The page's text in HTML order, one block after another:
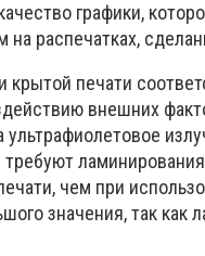
графики,
на распечатках,
крытой печати
внешних
ультрафиолетовое
чем при
значения, так